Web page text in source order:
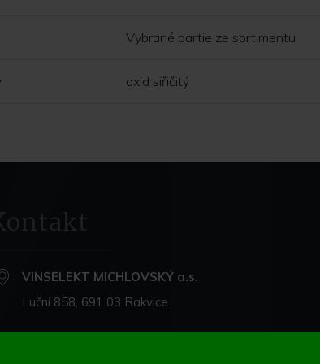
Vybrané partie ze sortimentu
oxid siřičitý
VINSELEKT MICHLOVSKÝ a.s.
Luční 858, 691 03 Rakvice